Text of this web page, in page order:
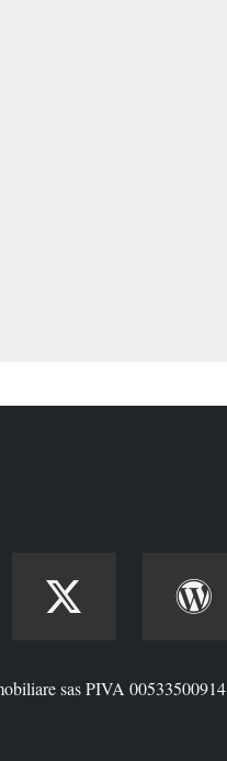
sas PIVA 00533500914